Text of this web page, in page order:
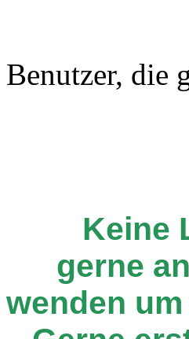
Benutzer, die
Keine
gerne
wenden